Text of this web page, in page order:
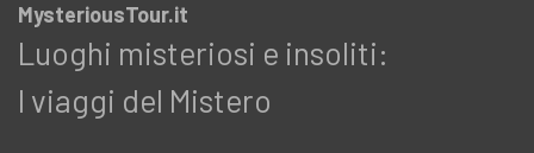
MysteriousTour.it
Luoghi misteriosi e insoliti:
I viaggi del Mistero